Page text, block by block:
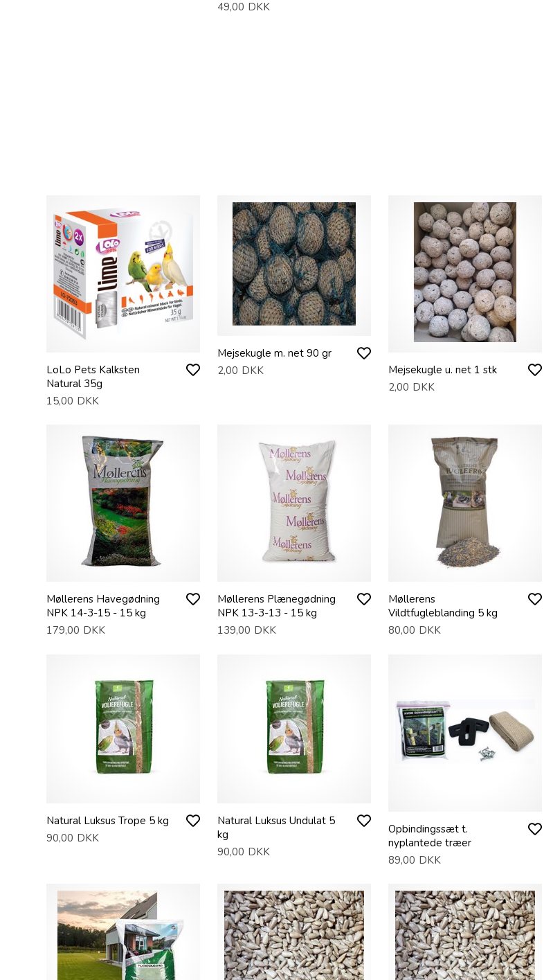
49,00 DKK
LoLo Pets Kalksten
Natural 35g
15,00 DKK
Mejsekugle m. net 90 gr
2,00 DKK
Mejsekugle u. net 1 stk
2,00 DKK
Møllerens Havegødning
NPK 14-3-15 - 15 kg
179,00 DKK
Møllerens Plænegødning
NPK 13-3-13 - 15 kg
139,00 DKK
Møllerens
Vildtfugleblanding 5 kg
80,00 DKK
Natural Luksus Trope 5 kg
90,00 DKK
Natural Luksus Undulat 5
kg
90,00 DKK
Opbindingssæt t.
nyplantede træer
89,00 DKK